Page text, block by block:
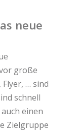
neue
große
… sind
schnell
einen
Zielgruppe